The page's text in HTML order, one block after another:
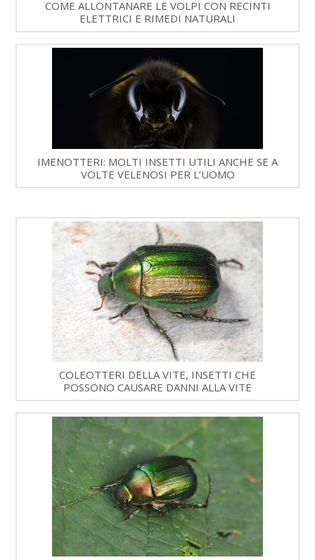
COME ALLONTANARE LE VOLPI CON RECINTI
ELETTRICI E RIMEDI NATURALI
IMENOTTERI: MOLTI INSETTI UTILI ANCHE SE A
VOLTE VELENOSI PER L’UOMO
COLEOTTERI DELLA VITE, INSETTI CHE
POSSONO CAUSARE DANNI ALLA VITE